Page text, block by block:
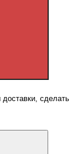
доставки, сделать